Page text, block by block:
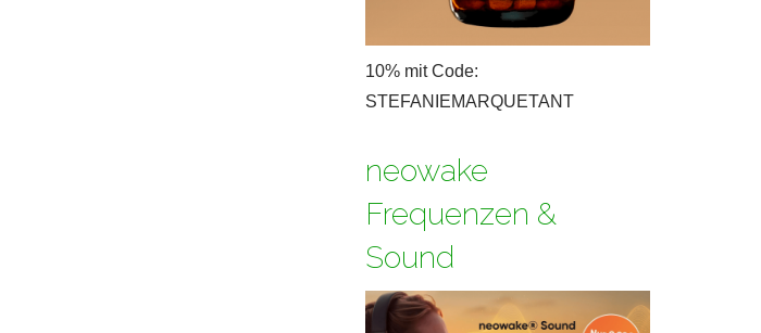
10% mit Code:
STEFANIEMARQUETANT
neowake
Frequenzen &
Sound